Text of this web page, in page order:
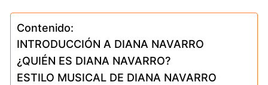
Contenido:
INTRODUCCIÓN A DIANA NAVARRO
¿QUIÉN ES DIANA NAVARRO?
ESTILO MUSICAL DE DIANA NAVARRO